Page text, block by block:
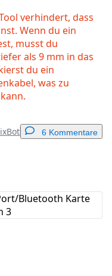
verhindert, dass
Wenn du ein
musst du
als 9 mm in das
du ein
was zu
6 Kommentare